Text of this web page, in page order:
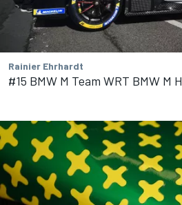
Rainier Ehrhardt
#15 BMW M Team WRT BMW M